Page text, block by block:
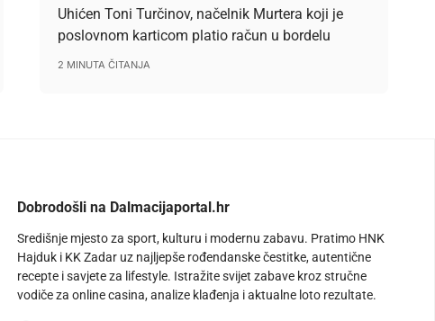
Uhićen Toni Turčinov, načelnik Murtera koji je
poslovnom karticom platio račun u bordelu
2 MINUTA ČITANJA
Dobrodošli na Dalmacijaportal.hr
Središnje mjesto za sport, kulturu i modernu zabavu. Pratimo HNK
Hajduk i KK Zadar uz najljepše rođendanske čestitke, autentične
recepte i savjete za lifestyle. Istražite svijet zabave kroz stručne
vodiče za online casina, analize klađenja i aktualne loto rezultate.